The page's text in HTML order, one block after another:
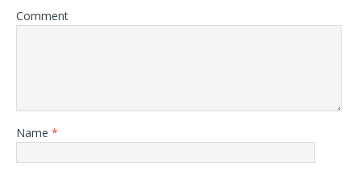
Comment
Name *